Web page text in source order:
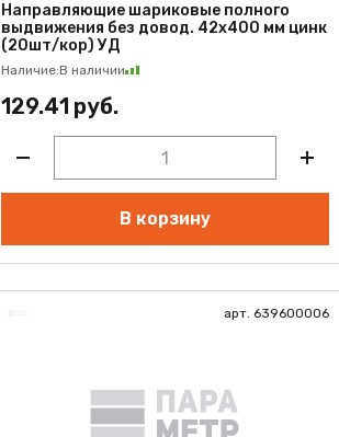
Направляющие шариковые полного
выдвижения без довод. 42х400 мм цинк
(20шт/кор) УД
Наличие:В наличии
129.41 руб.
В корзину
арт. 639600006